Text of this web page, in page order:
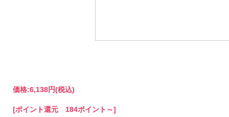
価格:6,138円(税込)
[ポイント還元 184ポイント～]